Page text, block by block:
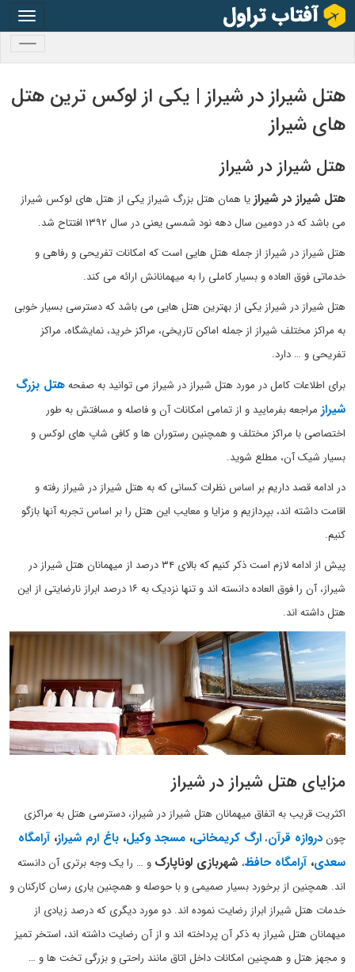
هتل شیراز در شیراز | یکی از لوکس ترین هتل
های شیراز
هتل شیراز در شیراز
هتل شیراز در شیراز یا همان هتل بزرگ شیراز یکی از هتل های لوکس شیراز
می باشد که در دومین سال دهه نود شمسی یعنی در سال ۱۳۹۲ افتتاح شد.
هتل شیراز در شیراز از جمله هتل هایی است که امکانات تفریحی و رفاهی و
خدماتی فوق العاده و بسیار کاملی را به میهمانانش ارائه می کند.
هتل شیراز در شیراز یکی از بهترین هتل هایی می باشد که دسترسی بسیار خوبی
به مراکز مختلف شیراز از جمله اماکن تاریخی، مراکز خرید، نمایشگاه، مراکز
تفریحی و … دارد.
برای اطلاعات کامل در مورد هتل شیراز در شیراز می توانید به صفحههتل بزرگ
شیراز مراجعه بفرمایید و از تمامی امکانات آن و فاصله و مسافتش به طور
اختصاصی با مراکز مختلف و همچنین رستوران ها و کافی شاپ های لوکس و
بسیار شیک آن، مطلع شوید.
در ادامه قصد داریم بر اساس نظرات کسانی که به هتل شیراز در شیراز رفته و
اقامت داشته اند، بپردازیم و مزایا و معایب این هتل را بر اساس تجربه آنها بازگو
کنیم.
پیش از ادامه لازم است ذکر کنیم که بالای ۳۴ درصد از میهمانان هتل شیراز در
شیراز، آن را فوق العاده دانسته اند و تنها نزدیک به ۱۶ درصد ابراز نارضایتی از این
هتل داشته اند.
مزایای هتل شیراز در شیراز
اکثریت قریب به اتفاق میهمانان هتل شیراز در شیراز، دسترسی هتل به مراکزی
چوندروازه قرآن، ارگ کریمخانی، مسجد وکیل، باغ ارم شیراز، آرامگاه
سعدی، آرامگاه حافظ، شهربازی لوناپارک و … را یک وجه برتری آن دانسته
اند. همچنین از برخورد بسیار صمیمی و با حوصله و همچنین یاری رسان کارکنان و
خدمات هتل شیراز ابراز رضایت نموده اند. دو مورد دیگری که درصد زیادی از
میهمانان هتل شیراز به ذکر آن پرداخته اند و از آن رضایت داشته اند، استخر تمیز
و مجهز هتل و همچنین امکانات داخل اتاق مانند راحتی و بزرگی تخت ها و …